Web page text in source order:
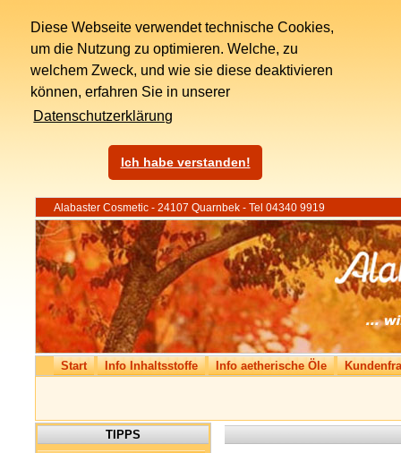
Diese Webseite verwendet technische Cookies,
um die Nutzung zu optimieren. Welche, zu
welchem Zweck, und wie sie diese deaktivieren
können, erfahren Sie in unserer
Datenschutzerklärung
Ich habe verstanden!
Alabaster Cosmetic - 24107 Quarnbek - Tel 04340 9919
Start Info Inhaltsstoffe Info aetherische Öle
TIPPS